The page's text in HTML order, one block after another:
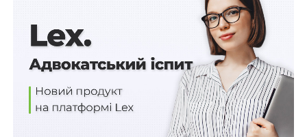
документ очікує ще підпису Президента та публікації,
але навряд чи процедура затягнеться.
Реєстрація податкових накладних: як це
відбувається зараз?
Наразі реєстрація податкових накладних є
заблокованою через відсутність доступу до
оновленої форми накладної в Електронному кабінеті.